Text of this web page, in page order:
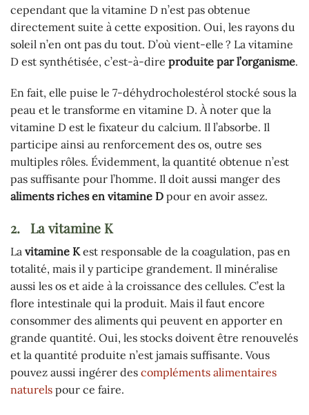
cependant que la vitamine D n’est pas obtenue
directement suite à cette exposition. Oui, les rayons du
soleil n’en ont pas du tout. D’où vient-elle ? La vitamine
D est synthétisée, c’est-à-dire produite par l’organisme.
En fait, elle puise le 7-déhydrocholestérol stocké sous la
peau et le transforme en vitamine D. À noter que la
vitamine D est le fixateur du calcium. Il l’absorbe. Il
participe ainsi au renforcement des os, outre ses
multiples rôles. Évidemment, la quantité obtenue n’est
pas suffisante pour l’homme. Il doit aussi manger des
aliments riches en vitamine D pour en avoir assez.
2. La vitamine K
La vitamine K est responsable de la coagulation, pas en
totalité, mais il y participe grandement. Il minéralise
aussi les os et aide à la croissance des cellules. C’est la
flore intestinale qui la produit. Mais il faut encore
consommer des aliments qui peuvent en apporter en
grande quantité. Oui, les stocks doivent être renouvelés
et la quantité produite n’est jamais suffisante. Vous
pouvez aussi ingérer des compléments alimentaires
naturels pour ce faire.